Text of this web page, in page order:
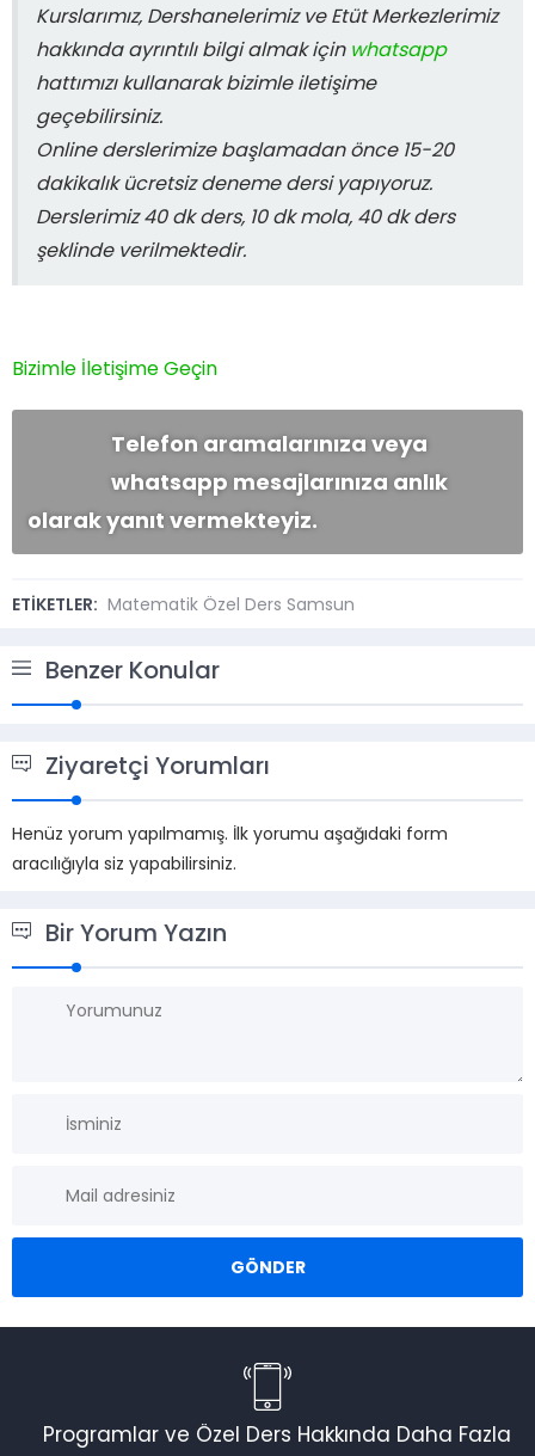
Kurslarımız, Dershanelerimiz ve Etüt Merkezlerimiz
hakkında ayrıntılı bilgi almak için whatsapp
hattımızı kullanarak bizimle iletişime
geçebilirsiniz.
Online derslerimize başlamadan önce 15-20
dakikalık ücretsiz deneme dersi yapıyoruz.
Derslerimiz 40 dk ders, 10 dk mola, 40 dk ders
şeklinde verilmektedir.
Bizimle İletişime Geçin
Telefon aramalarınıza veya
whatsapp mesajlarınıza anlık
olarak yanıt vermekteyiz.
ETİKETLER: Matematik Özel Ders Samsun
Benzer Konular
Ziyaretçi Yorumları
Henüz yorum yapılmamış. İlk yorumu aşağıdaki form
aracılığıyla siz yapabilirsiniz.
Bir Yorum Yazın
Programlar ve Özel Ders Hakkında Daha Fazla